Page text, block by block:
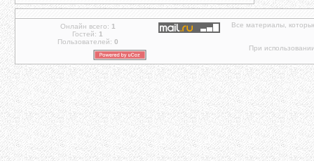
Онлайн всего: 1
Гостей: 1
Пользователей: 0
Все материалы,
При